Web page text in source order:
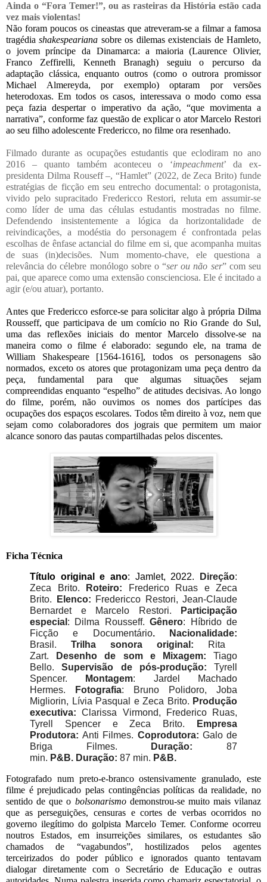
Ainda o “Fora Temer!”, ou as rasteiras da História estão cada
vez mais violentas!
Não foram poucos os cineastas que atreveram-se a filmar a famosa
tragédia shakespeariana sobre os dilemas existenciais de Hamleto,
o jovem príncipe da Dinamarca: a maioria (Laurence Olivier,
Franco Zeffirelli, Kenneth Branagh) seguiu o percurso da
adaptação clássica, enquanto outros (como o outrora promissor
Michael Almereyda, por exemplo) optaram por versões
heterodoxas. Em todos os casos, interessava o modo como essa
peça fazia despertar o imperativo da ação, “que movimenta a
narrativa”, conforme faz questão de explicar o ator Marcelo Restori
ao seu filho adolescente Fredericco, no filme ora resenhado.
Filmado durante as ocupações estudantis que eclodiram no ano
2016 – quanto também aconteceu o ‘impeachment’ da ex-
presidenta Dilma Rouseff –, “Hamlet” (2022, de Zeca Brito) funde
estratégias de ficção em seu entrecho documental: o protagonista,
vivido pelo supracitado Fredericco Restori, reluta em assumir-se
como líder de uma das células estudantis mostradas no filme.
Defendendo insistentemente a lógica da horizontalidade de
reivindicações, a modéstia do personagem é confrontada pelas
escolhas de ênfase actancial do filme em si, que acompanha muitas
de suas (in)decisões. Num momento-chave, ele questiona a
relevância do célebre monólogo sobre o “ser ou não ser” com seu
pai, que aparece como uma extensão conscienciosa. Ele é incitado a
agir (e/ou atuar), portanto.
Antes que Fredericco esforce-se para solicitar algo à própria Dilma
Rousseff, que participava de um comício no Rio Grande do Sul,
uma das reflexões iniciais do mentor Marcelo dissolve-se na
maneira como o filme é elaborado: segundo ele, na trama de
William Shakespeare [1564-1616], todos os personagens são
normados, exceto os atores que protagonizam uma peça dentro da
peça, fundamental para que algumas situações sejam
compreendidas enquanto “espelho” de atitudes decisivas. Ao longo
do filme, porém, não ouvimos os nomes dos partícipes das
ocupações dos espaços escolares. Todos têm direito à voz, nem que
sejam como colaboradores dos jograis que permitem um maior
alcance sonoro das pautas compartilhadas pelos discentes.
Ficha Técnica
Título original e ano: Jamlet, 2022. Direção:
Zeca Brito.
Roteiro:
Frederico Ruas e Zeca
Brito.
Elenco: Fredericco Restori, Jean-Claude
Bernardet e Marcelo Restori.
Participação
especial : Dilma Rousseff.Gênero:
Híbrido de
Ficção e Documentário.
Nacionalidade:
Brasil. Trilha sonora original:
Rita
Zart.
Desenho de som e Mixagem:
Tiago
Bello.Supervisão de pós-produção: Tyrell
Spencer.
Montagem: Jardel Machado
Hermes.
Fotografia: Bruno Polidoro, Joba
Migliorin, Lívia Pasqual e Zeca Brito. Produção
executiva: Clarissa Virmond, Frederico Ruas,
Tyrell Spencer e Zeca Brito.
Empresa
Produtora: Anti Filmes. Coprodutora: Galo de
Briga Filmes.
Duração:87
min. P&B. Duração: 87 min. P&B.
Fotografado num preto-e-branco ostensivamente granulado, este
filme é prejudicado pelas contingências políticas da realidade, no
sentido de que o bolsonarismo demonstrou-se muito mais vilanaz
que as perseguições, censuras e cortes de verbas ocorridos no
governo ilegítimo do golpista Marcelo Temer. Conforme ocorreu
noutros Estados, em insurreições similares, os estudantes são
chamados de “vagabundos”, hostilizados pelos agentes
terceirizados do poder público e ignorados quanto tentavam
dialogar diretamente com o Secretário de Educação e outras